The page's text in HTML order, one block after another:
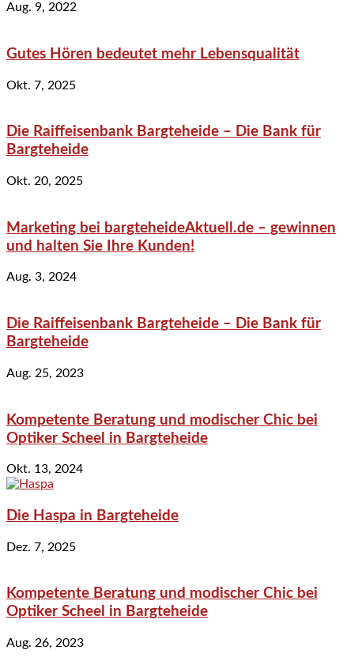
Aug. 9, 2022
Gutes Hören bedeutet mehr Lebensqualität
Okt. 7, 2025
Die Raiffeisenbank Bargteheide – Die Bank für
Bargteheide
Okt. 20, 2025
Marketing bei bargteheideAktuell.de – gewinnen
und halten Sie Ihre Kunden!
Aug. 3, 2024
Die Raiffeisenbank Bargteheide – Die Bank für
Bargteheide
Aug. 25, 2023
Kompetente Beratung und modischer Chic bei
Optiker Scheel in Bargteheide
Okt. 13, 2024
Die Haspa in Bargteheide
Dez. 7, 2025
Kompetente Beratung und modischer Chic bei
Optiker Scheel in Bargteheide
Aug. 26, 2023